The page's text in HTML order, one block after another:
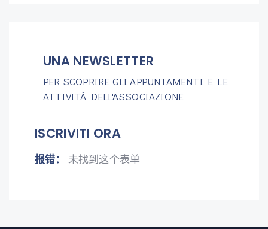
UNA NEWSLETTER
PER SCOPRIRE GLI APPUNTAMENTI E LE
ATTIVITÀ DELL'ASSOCIAZIONE
ISCRIVITI ORA
报错： 未找到这个表单